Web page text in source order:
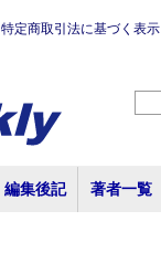
特定商取引法に基づく表示
編集後記 著者一覧